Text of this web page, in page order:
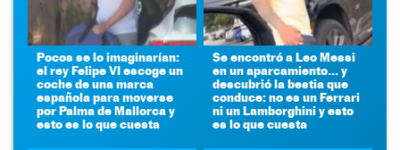
Pocos se lo imaginarían:
el rey Felipe VI escoge un
coche de una marca
española para moverse
por Palma de Mallorca y
esto es lo que cuesta
Se encontró a Leo Messi
en un aparcamiento... y
descubrió la bestia que
conduce: no es un Ferrari
ni un Lamborghini y esto
es lo que cuesta